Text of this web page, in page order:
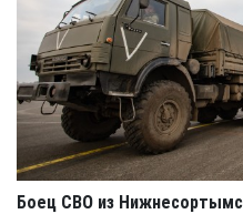
Боец СВО из